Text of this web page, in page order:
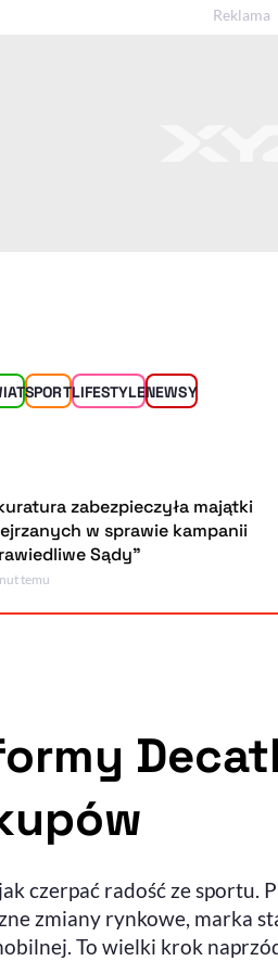
SPORTLIFESTYLENEWSY
majątki
sprawie kampanii
Sądy"
czerpać radość ze sportu.
zmiany rynkowe, marka
To wielki krok